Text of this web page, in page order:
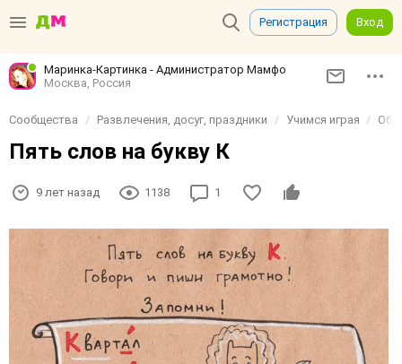
Регистрация Вход
Маринка-Картинка - Администратор Мамфо
Москва, Россия
Сообщества Развлечения, досуг, праздники Учимся играя
Пять слов на букву К
9 лет назад 1138 1